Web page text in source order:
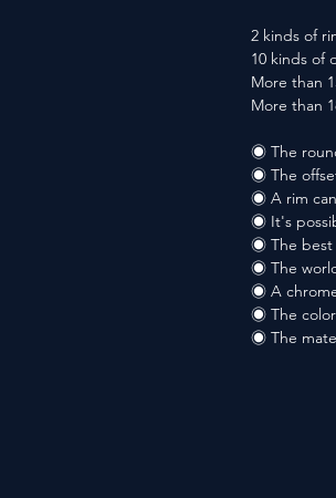
2 kinds of
10 kinds of
More than
More than
◉ The
◉ The
◉ A rim
◉ It's
◉ The best
◉ The
◉ A
◉ The color
◉ The